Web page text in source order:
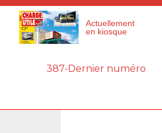
Actuellement
en kiosque
387-Dernier numéro
Panneau de gestion des cookies